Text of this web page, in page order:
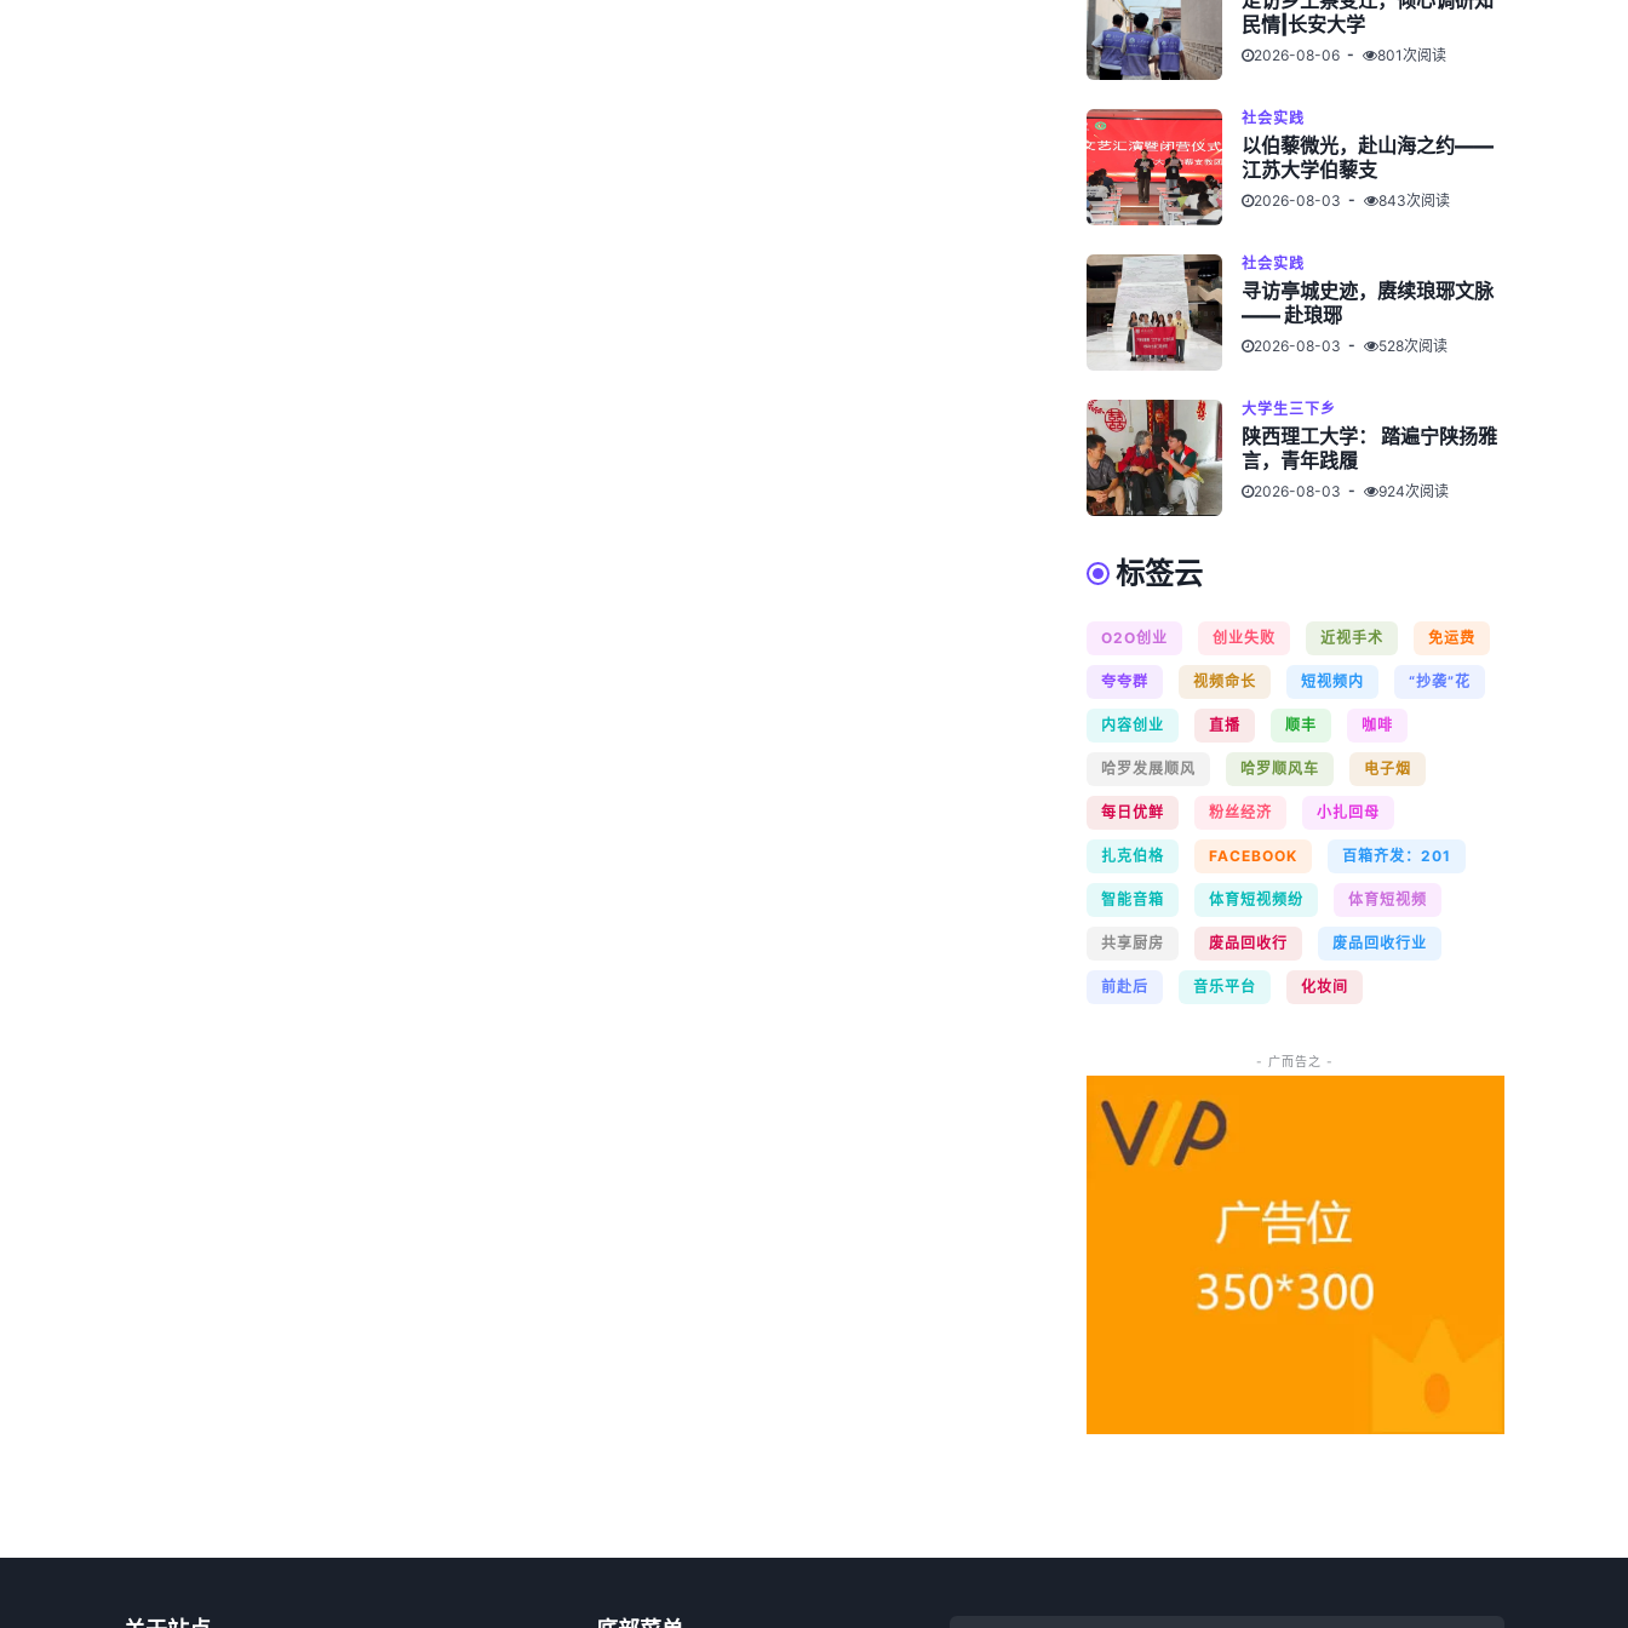
民情|长安大学
2026-08-06 801次阅读
社会实践
以伯藜微光，赴山海之约——
江苏大学伯藜支
2026-08-03 843次阅读
社会实践
寻访亭城史迹，赓续琅琊文脉
—— 赴琅琊
2026-08-03 528次阅读
大学生三下乡
陕西理工大学： 踏遍宁陕扬雅
言，青年践履
2026-08-03 924次阅读
标签云
O2O创业 创业失败 近视手术 免运费
夸夸群 视频命长 短视频内 “抄袭”花
内容创业 直播 顺丰 咖啡
哈罗发展顺风 哈罗顺风车 电子烟
每日优鲜 粉丝经济 小扎回母
扎克伯格 FACEBOOK 百箱齐发：201
智能音箱 体育短视频纷 体育短视频
共享厨房 废品回收行 废品回收行业
前赴后 音乐平台 化妆间
- 广而告之 -